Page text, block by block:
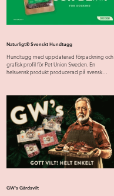
Naturligt® Svenskt Hundtugg
Hundtugg med uppdaterad förpackning och
grafisk profil för Pet Union Sweden. En
helsvensk produkt producerad på svensk
GW's Gårdsvilt